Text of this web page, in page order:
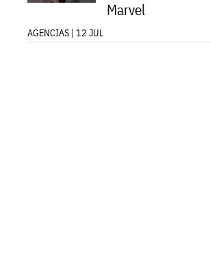
Marvel
AGENCIAS | 12 JUL